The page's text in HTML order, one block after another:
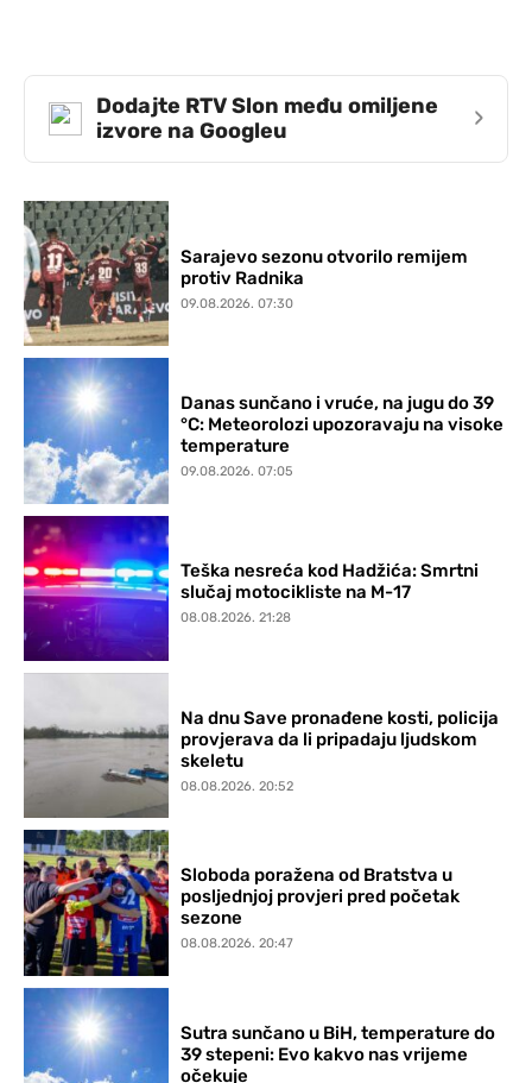
Dodajte RTV Slon među omiljene
izvore na Googleu
›
Sarajevo sezonu otvorilo remijem
protiv Radnika
09.08.2026. 07:30
Danas sunčano i vruće, na jugu do 39
°C: Meteorolozi upozoravaju na visoke
temperature
09.08.2026. 07:05
Teška nesreća kod Hadžića: Smrtni
slučaj motocikliste na M-17
08.08.2026. 21:28
Na dnu Save pronađene kosti, policija
provjerava da li pripadaju ljudskom
skeletu
08.08.2026. 20:52
Sloboda poražena od Bratstva u
posljednjoj provjeri pred početak
sezone
08.08.2026. 20:47
Sutra sunčano u BiH, temperature do
39 stepeni: Evo kakvo nas vrijeme
očekuje